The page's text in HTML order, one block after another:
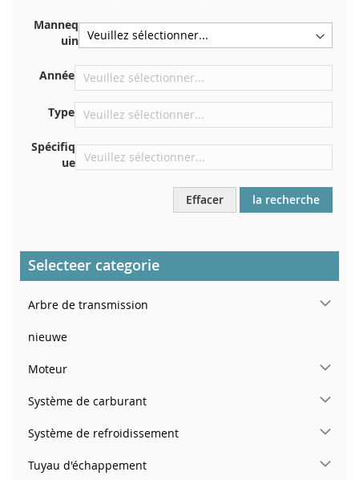
Centrer contre la cloison sous le capot
Directement dans le compartiment moteur
Près du pare-brise, sur le tableau de bord
Dans le montant de porte arrière droit
Manneq
uin
Année
Type
Spécifiq
ue
Effacer la recherche
Selecteer categorie
Arbre de transmission
nieuwe
Moteur
Système de carburant
Système de refroidissement
Tuyau d'échappement